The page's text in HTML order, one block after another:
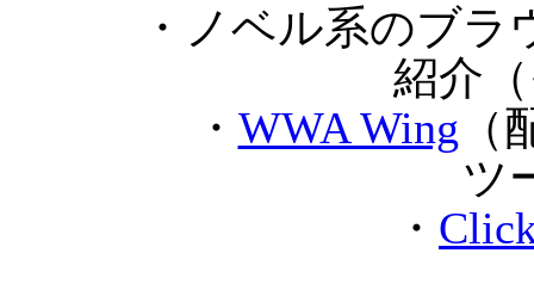
・ノベル系のブ
紹介
・ WWA Wing
ツ
・